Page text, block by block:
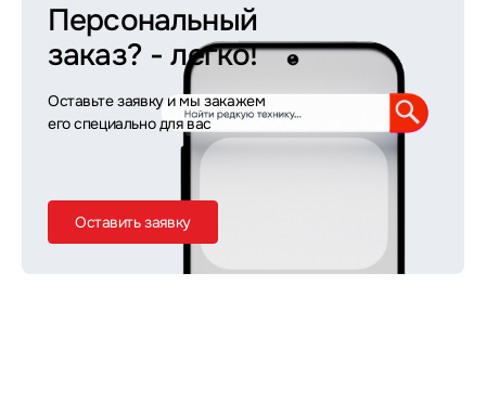
Персональный
заказ? - легко!
Оставьте заявку и мы закажем
его специально для вас
Оставить заявку